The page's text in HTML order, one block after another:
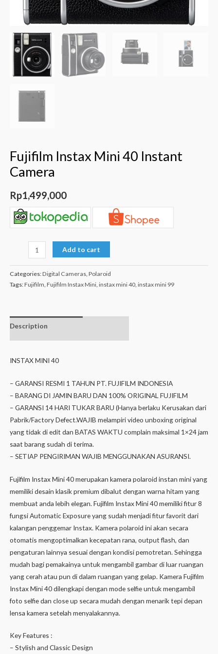
Fujifilm Instax Mini 40 Instant
Camera
Rp1,499,000
Add to cart
Categories:Digital Cameras Polaroid
Tags:Fujifilm Fujifilm Instax Mini instax mini 40 instax mini 99
Description
INSTAX MINI 40
– GARANSI RESMI 1 TAHUN PT. FUJIFILM INDONESIA
– BARANG DI JAMIN BARU DAN 100% ORIGINAL FUJIFILM
– GARANSI 14 HARI TUKAR BARU (Hanya berlaku Kerusakan dari
Pabrik/Factory Defect.WAJIB melampiri video unboxing original
yang tidak di edit dan BATAS WAKTU complain maksimal 1×24 jam
saat barang sudah di terima.
– SETIAP PENGIRIMAN WAJIB MENGGUNAKAN ASURANSI.
Fujifilm Instax Mini 40 merupakan kamera polaroid instan mini yang
memiliki desain klasik premium dibalut dengan warna hitam yang
membuat anda lebih elegan. Fujifilm Instax Mini 40 memiliki fitur 8
fungsi Automatic Exposure yang sudah menjadi fitur favorit dari
kalangan penggemar Instax. Kamera polaroid ini akan secara
otomatis mengoptimalkan kecepatan rana, output flash, dan
pengaturan lainnya sesuai dengan kondisi pemotretan. Sehingga
mudah bagi pemakainya untuk mengambil gambar di luar ruangan
yang cerah atau pun di dalam ruangan yang gelap. Kamera Fujifilm
Instax Mini 40 dilengkapi dengan mode selfie untuk mengambil
foto selfie dan close up secara mudah dengan menarik tepi depan
lensa kamera setelah menyalakannya.
Key Features :
– Stylish and Classic Design